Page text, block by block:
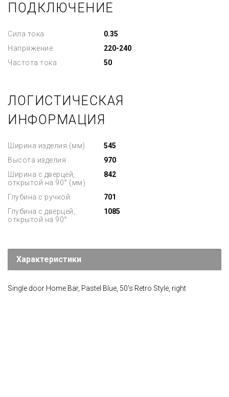
ПОДКЛЮЧЕНИЕ
Сила тока
0.35
Напряжение
220-240
Частота тока
50
ЛОГИСТИЧЕСКАЯ
ИНФОРМАЦИЯ
Ширина изделия (мм)
545
Высота изделия
970
Ширина с дверцей,
открытой на 90° (мм)
842
Глубина с ручкой
701
Глубина с дверцей,
открытой на 90°
1085
Характеристики
Single door Home Bar, Pastel Blue, 50's Retro Style, right